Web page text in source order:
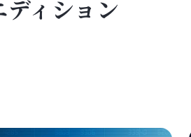
ディション
cards. Use the previous and next